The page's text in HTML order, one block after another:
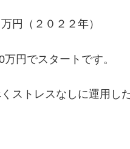
円（２０２２年）
円でスタートです。
ストレスなしに運用し